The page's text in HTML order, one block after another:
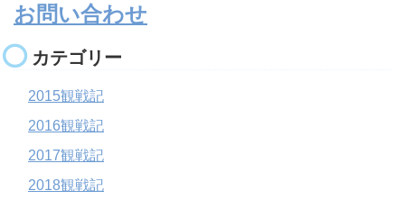
お問い合わせ
カテゴリー
2015観戦記
2016観戦記
2017観戦記
2018観戦記